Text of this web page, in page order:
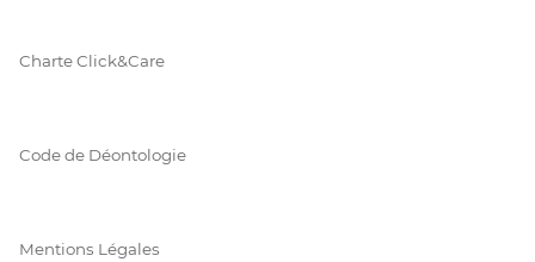
Charte Click&Care
Code de Déontologie
Mentions Légales